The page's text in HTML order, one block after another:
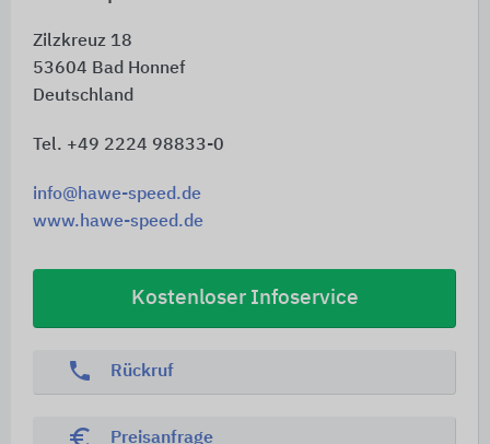
Zilzkreuz 18
53604 Bad Honnef
Deutschland
Tel. +49 2224 98833-0
info@hawe-speed.de
www.hawe-speed.de
Kostenloser Infoservice
phone Rückruf
euro_symbol Preisanfrage